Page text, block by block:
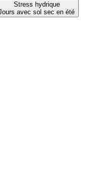
Stress hydrique
avec sol sec en été